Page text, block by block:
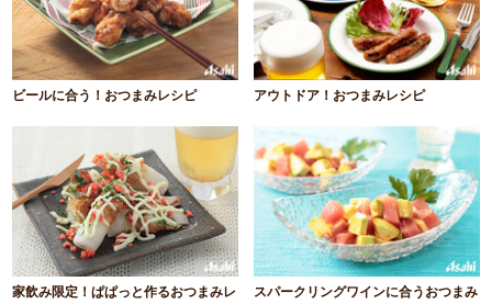
ビールに合う！おつまみレシピ アウトドア！おつまみレシピ
家飲み限定！ぱぱっと作るおつまみレ
スパークリングワインに合うおつまみ